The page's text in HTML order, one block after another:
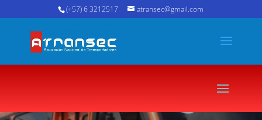
(+57) 6 3212517 atransec@gmail.com